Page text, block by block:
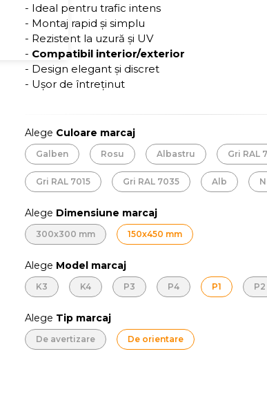
- Ideal pentru trafic intens
- Montaj rapid și simplu
- Rezistent la uzură și UV
- Compatibil interior/exterior
- Design elegant și discret
- Ușor de întreținut
Alege Culoare marcaj
Galben Rosu Albastru Gri RAL
Gri RAL 7015 Gri RAL 7035 Alb
Alege Dimensiune marcaj
300x300 mm 150x450 mm
Alege Model marcaj
K3 K4 P3 P4 P1 P2
Alege Tip marcaj
De avertizare De orientare